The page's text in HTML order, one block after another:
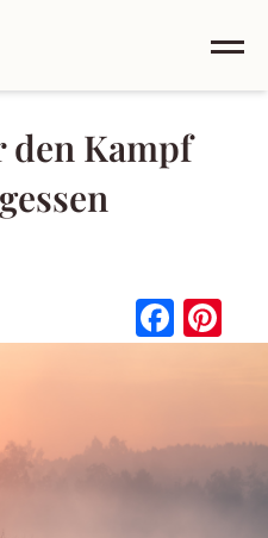
den Kampf